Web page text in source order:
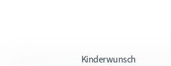
Kinderwunsch